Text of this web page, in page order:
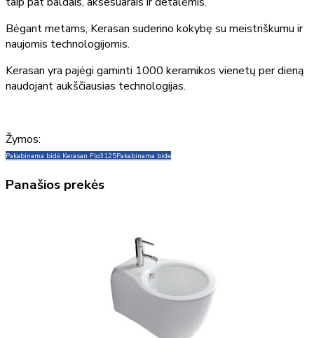
Bėgant metams, Kerasan suderino kokybę su meistriškumu ir
naujomis technologijomis.
Kerasan yra pajėgi gaminti 1000 keramikos vienetų per dieną
naudojant aukščiausias technologijas.
Žymos:
Pakabinama bidė Kerasan Flo3125Pakabinama bide
Panašios prekės